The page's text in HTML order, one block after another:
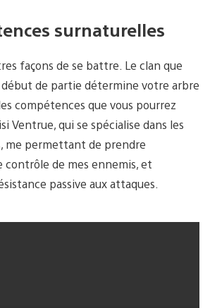
surnaturelles
façons de se battre. Le clan que
début de partie détermine votre arbre
compétences que vous pourrez
Ventrue, qui se spécialise dans les
me permettant de prendre
de mes ennemis, et
passive aux attaques.